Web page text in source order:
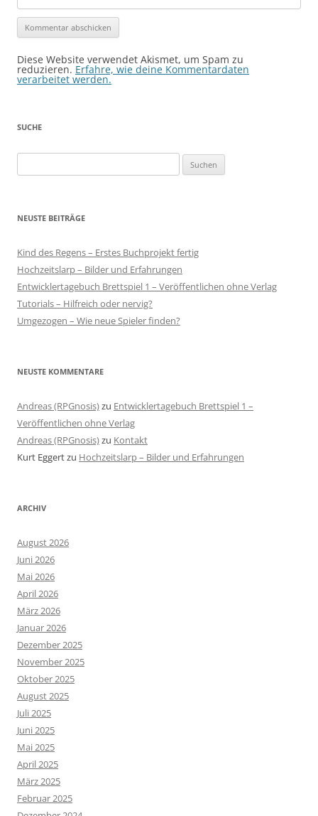
Diese Website verwendet Akismet, um Spam zu
reduzieren. Erfahre, wie deine Kommentardaten
verarbeitet werden.
SUCHE
nach:
NEUSTE BEITRÄGE
Kind des Regens – Erstes Buchprojekt fertig
Hochzeitslarp – Bilder und Erfahrungen
Entwicklertagebuch Brettspiel 1 – Veröffentlichen ohne Verlag
Tutorials – Hilfreich oder nervig?
Umgezogen – Wie neue Spieler finden?
NEUSTE KOMMENTARE
Andreas (RPGnosis)zu Entwicklertagebuch Brettspiel 1 –
Veröffentlichen ohne Verlag
Andreas (RPGnosis)zu Kontakt
Kurt Eggertzu Hochzeitslarp – Bilder und Erfahrungen
ARCHIV
August 2026
Juni 2026
Mai 2026
April 2026
März 2026
Januar 2026
Dezember 2025
November 2025
Oktober 2025
August 2025
Juli 2025
Juni 2025
Mai 2025
April 2025
März 2025
Februar 2025